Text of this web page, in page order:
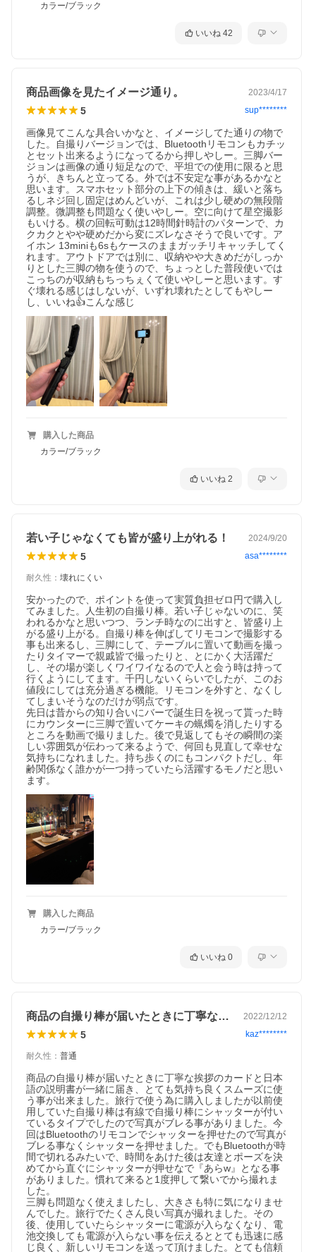
カラー/ブラック
いいね 42
商品画像を見たイメージ通り。 2023/4/17
5 sup********
画像見てこんな具合いかなと、イメージしてた通りの物で
した。自撮りバージョンでは、Bluetoothリモコンもカチッ
とセット出来るようになってるから押しやしー。三脚バー
ジョンは画像の通り短足なので、平坦での使用に限ると思
うが、きちんと立ってる。外では不安定な事があるかなと
思います。スマホセット部分の上下の傾きは、緩いと落ち
るしネジ回し固定はめんどいが、これは少し硬めの無段階
調整。微調整も問題なく使いやしー。空に向けて星空撮影
もいける。横の回転可動は12時間針時計のパターンで、カ
クカクとやや硬めだから変にズレなさそうで良いです。ア
イホン 13miniも6sもケースのままガッチリキャッチしてく
れます。アウトドアでは別に、収納やや大きめだがしっか
りとした三脚の物を使うので、ちょっとした普段使いでは
こっちのが収納もちっちぇくて使いやしーと思います。す
ぐ壊れる感じはしないが、いずれ壊れたとしてもやしー
し、いいね👍こんな感じ
購入した商品
カラー/ブラック
いいね 2
若い子じゃなくても皆が盛り上がれる！ 2024/9/20
5 asa********
耐久性 ： 壊れにくい
安かったので、ポイントを使って実質負担ゼロ円で購入し
てみました。人生初の自撮り棒。若い子じゃないのに、笑
われるかなと思いつつ、ランチ時なのに出すと、皆盛り上
がる盛り上がる。自撮り棒を伸ばしてリモコンで撮影する
事も出来るし、三脚にして、テーブルに置いて動画を撮っ
たりタイマーで親戚皆で撮ったりと、とにかく大活躍だ
し、その場が楽しくワイワイなるので人と会う時は持って
行くようにしてます。千円しないくらいでしたが、このお
値段にしては充分過ぎる機能。リモコンを外すと、なくし
てしまいそうなのだけが弱点です。
先日は昔からの知り合いにバーで誕生日を祝って貰った時
にカウンターに三脚で置いてケーキの蝋燭を消したりする
ところを動画で撮りました。後で見返してもその瞬間の楽
しい雰囲気が伝わって来るようで、何回も見直して幸せな
気持ちになれました。持ち歩くのにもコンパクトだし、年
齢関係なく誰かが一つ持っていたら活躍するモノだと思い
ます。
購入した商品
カラー/ブラック
いいね 0
商品の自撮り棒が届いたときに丁寧な挨拶… 2022/12/12
5 kaz********
耐久性 ： 普通
商品の自撮り棒が届いたときに丁寧な挨拶のカードと日本
語の説明書が一緒に届き、とても気持ち良くスムーズに使
う事が出来ました。旅行で使う為に購入しましたが以前使
用していた自撮り棒は有線で自撮り棒にシャッターが付い
ているタイプでしたので写真がブレる事がありました。今
回はBluetoothのリモコンでシャッターを押せたので写真が
ブレる事なくシャッターを押せました。でもBluetoothが時
間で切れるみたいで、時間をあけた後は友達とポーズを決
めてから直ぐにシャッターが押せなで『あらw』となる事
がありました。慣れて来ると1度押して繋いでから撮れま
した。
三脚も問題なく使えましたし、大きさも特に気になりませ
んでした。旅行でたくさん良い写真が撮れました。その
後、使用していたらシャッターに電源が入らなくなり、電
池交換しても電源が入らない事を伝えるととても迅速に感
じ良く、新しいリモコンを送って頂けました。とても信頼